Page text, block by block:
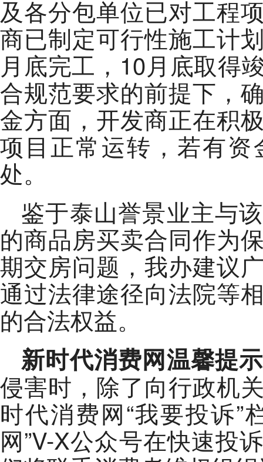
及各分包单位已对工程
商已制定可行性施工计
月底完工，10月底取得
合规范要求的前提下，
金方面，开发商正在积
项目正常运转，若有
处。
鉴于泰山誉景业主与
的商品房买卖合同作为
期交房问题，我办建议
通过法律途径向法院等
的合法权益。
新时代消费网温馨提
侵害时，除了向行政机
时代消费网“我要投诉”
网”V-X公众号在快速投